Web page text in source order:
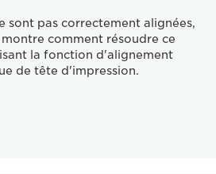
sont pas correctement alignées,
comment résoudre ce
la fonction d'alignement
de tête d'impression.